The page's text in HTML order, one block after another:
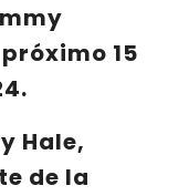
próximo 15
.
Hale,
de la